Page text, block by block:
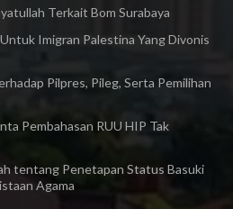
Terkait Bom Surabaya
Untuk Imigran Palestina Yang Divonis
Pilpres, Pileg, Serta Pemilihan
Pembahasan RUU HIP Tak
tentang Penetapan Status Basuki
Agama​